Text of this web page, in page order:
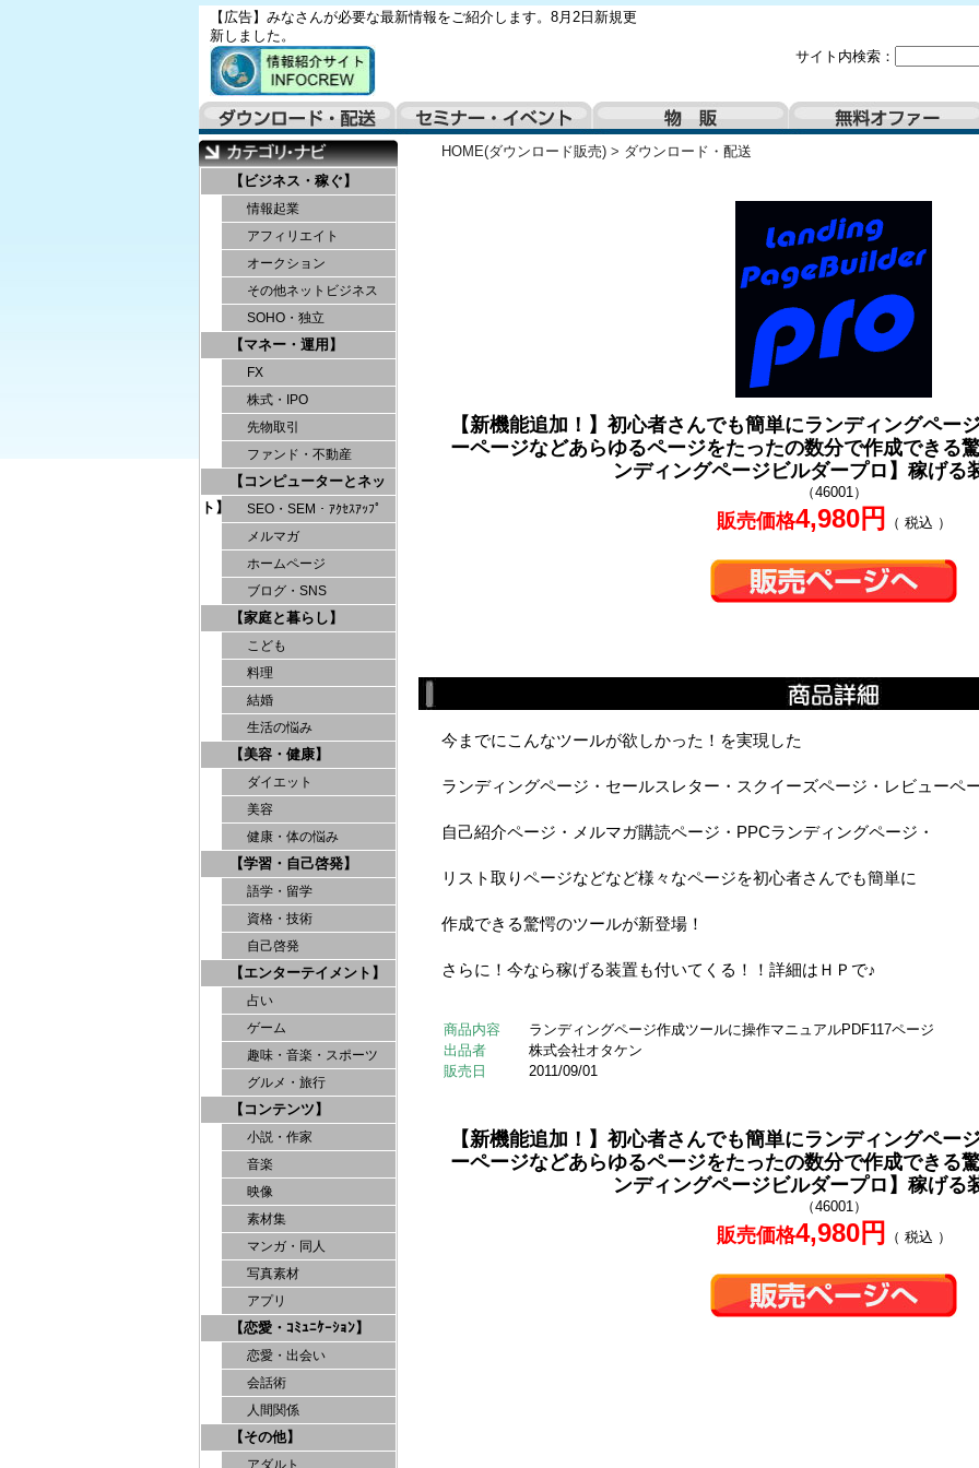
【広告】みなさんが必要な最新情報をご紹介します。8月2日新規更
新しました。
サイト内検索：
【ビジネス・稼ぐ】
情報起業
アフィリエイト
オークション
その他ネットビジネス
SOHO・独立
【マネー・運用】
FX
株式・IPO
先物取引
ファンド・不動産
【コンピューターとネッ
ト】
SEO・SEM・ｱｸｾｽｱｯﾌﾟ
メルマガ
ホームページ
ブログ・SNS
【家庭と暮らし】
こども
料理
結婚
生活の悩み
【美容・健康】
ダイエット
美容
健康・体の悩み
【学習・自己啓発】
語学・留学
資格・技術
自己啓発
【エンターテイメント】
占い
ゲーム
趣味・音楽・スポーツ
グルメ・旅行
【コンテンツ】
小説・作家
音楽
映像
素材集
マンガ・同人
写真素材
アプリ
【恋愛・ｺﾐｭﾆｹｰｼｮﾝ】
恋愛・出会い
会話術
人間関係
【その他】
アダルト
HOME(ダウンロード販売) > ダウンロード・配送
【新機能追加！】初心者さんでも簡単にランディングペー
ーページなどあらゆるページをたったの数分で作成できる
ンディングページビルダープロ】稼げる
（46001）
販売価格4,980円 （ 税込 ）
今までにこんなツールが欲しかった！を実現した
ランディングページ・セールスレター・スクイーズページ・レビューペ
自己紹介ページ・メルマガ購読ページ・PPCランディングページ・
リスト取りページなどなど様々なページを初心者さんでも簡単に
作成できる驚愕のツールが新登場！
さらに！今なら稼げる装置も付いてくる！！詳細はＨＰで♪
商品内容
ランディングページ作成ツールに操作マニュアルPDF117ページ
出品者
株式会社オタケン
販売日
2011/09/01
【新機能追加！】初心者さんでも簡単にランディングペー
ーページなどあらゆるページをたったの数分で作成できる
ンディングページビルダープロ】稼げる
（46001）
販売価格4,980円 （ 税込 ）